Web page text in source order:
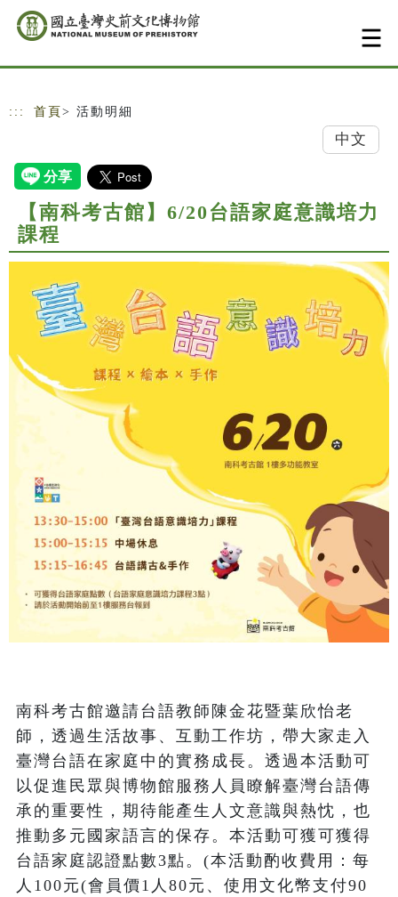
跳到主要內容
網站導覽
::: 首頁 > 活動明細
中文
【南科考古館】6/20台語家庭意識培力
課程
南科考古館邀請台語教師陳金花暨葉欣怡老
師，透過生活故事、互動工作坊，帶大家走入
臺灣台語在家庭中的實務成長。透過本活動可
以促進民眾與博物館服務人員瞭解臺灣台語傳
承的重要性，期待能產生人文意識與熱忱，也
推動多元國家語言的保存。本活動可獲可獲得
台語家庭認證點數3點。(本活動酌收費用：每
人100元(會員價1人80元、使用文化幣支付90